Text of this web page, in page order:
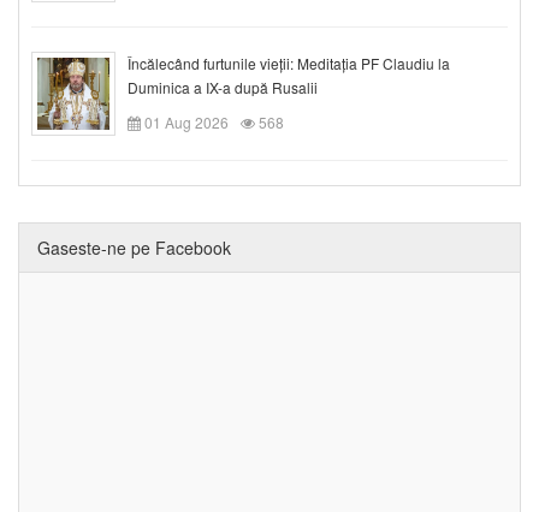
Încălecând furtunile vieții: Meditația PF Claudiu la
Duminica a IX-a după Rusalii
01 Aug 2026
568
Gaseste-ne pe Facebook